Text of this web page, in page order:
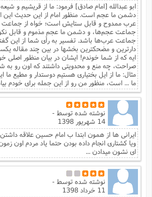
ابو عبدالله [امام صادق] فرمود: ما از قریشیم و
دشمن ما عجم است. منظور امام از این حدیث این
عرب ممدوح و قابل ستایش است؛ خواه از جماعت
جماعت عجم‌ها، و دشمن ما عجم مذموم و قابل
جماعت عرب‌ها باشد. تفسیر به رأی شما از این
دارترین و مضحکترین بخشها در بین چند مقاله
ایه که از شما خوندم! ایشان در بیان منظور اصلی
صراحت، چه منع و محدویتی داشتند که اون رو به
مثال: ما از ایل بختیاری هستیم دوستدار و مطیع ما
ما ... است، منظور من رو از این جمله برای خودم
نوشته شده توسط-
14 شهریور 1398
ایرانی ها از همون ابتدا ب امام حسین علاقه
ویا کشتاری انجام داده بودن حتما یاد مردم اون زمون
ای نشون میدادن ...
نوشته شده توسط-
11 خرداد 1398